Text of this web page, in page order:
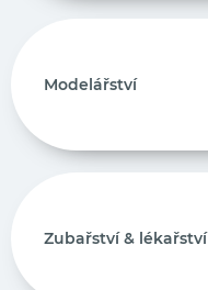
Modelářství
Zubařství & lékařství